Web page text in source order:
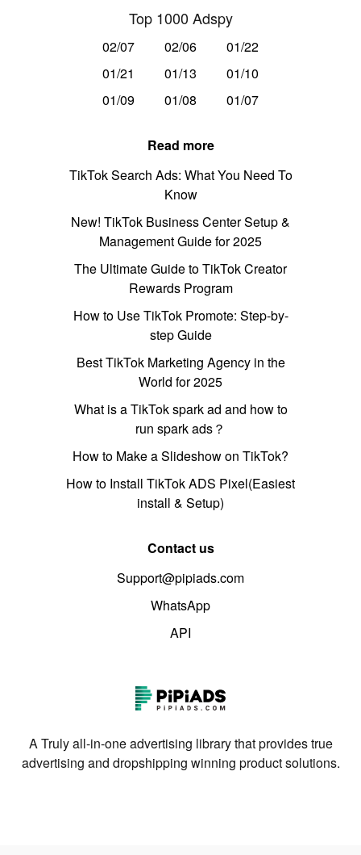
Top 1000 Adspy
02/07 02/06
01/22
01/21
01/13
01/10
01/09
01/08 01/07
Read more
TikTok Search Ads: What You Need To
Know
New! TikTok Business Center Setup &
Management Guide for 2025
The Ultimate Guide to TikTok Creator
Rewards Program
How to Use TikTok Promote: Step-by-
step Guide
Best TikTok Marketing Agency in the
World for 2025
What is a TikTok spark ad and how to
run spark ads？
How to Make a Slideshow on TikTok?
How to Install TikTok ADS Pixel(Easiest
install & Setup)
Contact us
Support@pipiads.com
WhatsApp
API
A Truly all-in-one advertising library that provides true
advertising and dropshipping winning product solutions.